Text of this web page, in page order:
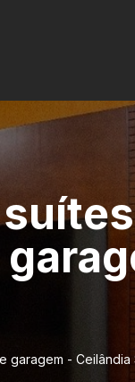
garagem - Ceilândia